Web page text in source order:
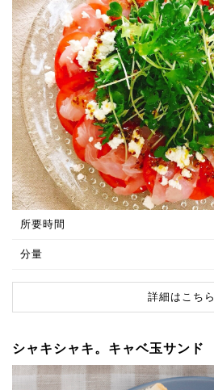
所要時間
分量
詳細はこちら
シャキシャキ。キャベ玉サンド